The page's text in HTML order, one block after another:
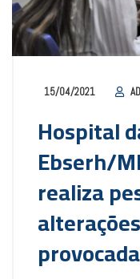
15/04/2021
Hospital
Ebserh/
realiza